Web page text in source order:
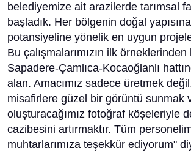
belediyemize ait arazilerde tarımsal
başladık. Her bölgenin doğal
potansiyeline yönelik en uygun
Bu çalışmalarımızın ilk örneklerinden
Sapadere-Çamlıca-Kocaoğlanlı
alan. Amacımız sadece üretmek
misafirlere güzel bir görüntü sunmak
oluşturacağımız fotoğraf köşeleriyle
cazibesini artırmaktır. Tüm
muhtarlarımıza teşekkür ediyorum"